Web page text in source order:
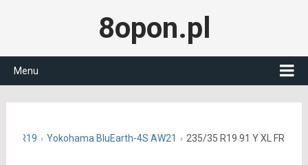
8opon.pl
Menu
35 R19 Yokohama BluEarth-4S AW21 235/35 R19 91 Y XL FR